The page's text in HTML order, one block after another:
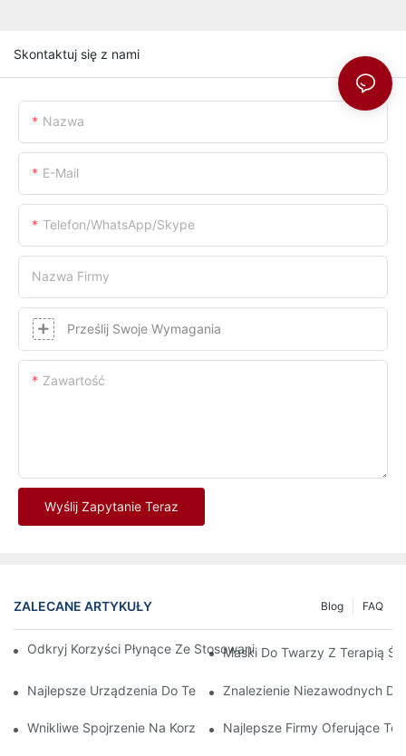
Skontaktuj się z nami
Nazwa
E-Mail
Telefon/WhatsApp/Skype
Nazwa Firmy
Prześlij Swoje Wymagania
Zawartość
Wyślij Zapytanie Teraz
ZALECANE ARTYKUŁY FAQ
Blog
Odkryj Korzyści Płynące Ze Stosowania Maski Do Terapii
Maski Do Twarzy Z Terapią
Najlepsze Urządzenia Do Terapii Światłem Czerwonym I
Znalezienie Niezawodnych
Wnikliwe Spojrzenie Na Korzyści Płynące Ze Światłoterapii
Najlepsze Firmy Oferujące